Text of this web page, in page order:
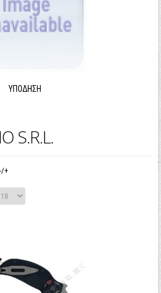
ΥΠΌΔΗΣΗ
S.R.L.
+